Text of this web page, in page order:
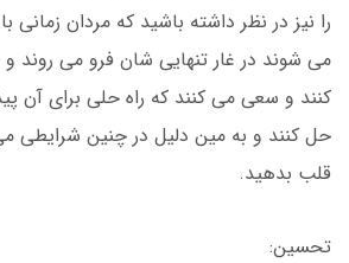
را نیز در نظر داشته باشید که مردان زمانی
می شوند در غار تنهایی شان فرو می روند
کنند و سعی می کنند که راه حلی برای آن
حل کنند و به مین دلیل در چنین شرایطی
قلب بدهید.
تحسین: